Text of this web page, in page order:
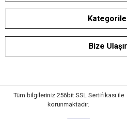
Bize
Tüm bilgileriniz 256bit SSL Sertifikası ile
korunmaktadır.